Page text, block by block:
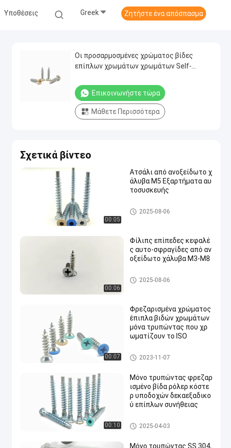
Υποθέσεις Greek Ζητήστε ένα απόσπασμα
Οι προσαρμοσμένες χρώματος βίδες
επίπλων χρωμάτων χρωμάτων Self-
Επικοινωνήστε τώρα
Μάθετε Περισσότερα
Σχετικά βίντεο
00:05
Ατσάλι από ανοξείδωτο χ
άλυβα M5 Εξαρτήματα αυ
τοσυσκευής
Μόνες τρυπώντας βίδες ανο
ξείδωτου
2025-08-06
00:06
Φίλιπς επίπεδες κεφαλέ
ς αυτο-σφραγίδες από αν
οξείδωτο χάλυβα M3-M8
Μόνες τρυπώντας βίδες ανο
ξείδωτου
2025-08-06
00:07
Φρεζαρισμένα χρώματος
έπιπλα βιδών χρωμάτων
μόνα τρυπώντας που χρ
ωματίζουν το ISO
Μόνες τρυπώντας βίδες ανο
ξείδωτου
2023-11-07
00:10
Μόνο τρυπώντας φρεζαρ
ισμένο βίδα ρόλερ κόστε
ρ υποδοχών δεκαεξαδικο
ύ επίπλων συνήθειας
Μόνες τρυπώντας βίδες ανο
ξείδωτου
2025-04-03
Μόνο τρυπώντας SS 304,